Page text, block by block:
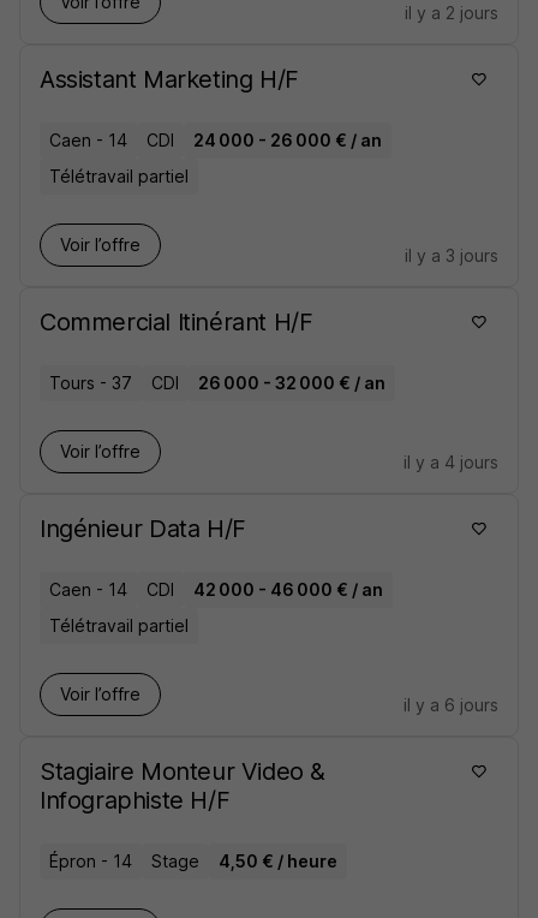
il y a 2 jours
Assistant Marketing H/F
Caen - 14 CDI
24 000 - 26 000 € / an
Télétravail partiel
Voir l’offre
il y a 3 jours
Commercial Itinérant H/F
Tours - 37 CDI 26 000 - 32 000 € / an
Voir l’offre
il y a 4 jours
Ingénieur Data H/F
Caen - 14 CDI
42 000 - 46 000 € / an
Télétravail partiel
Voir l’offre
il y a 6 jours
Stagiaire Monteur Video &
Infographiste H/F
Épron - 14 Stage 4,50 € / heure